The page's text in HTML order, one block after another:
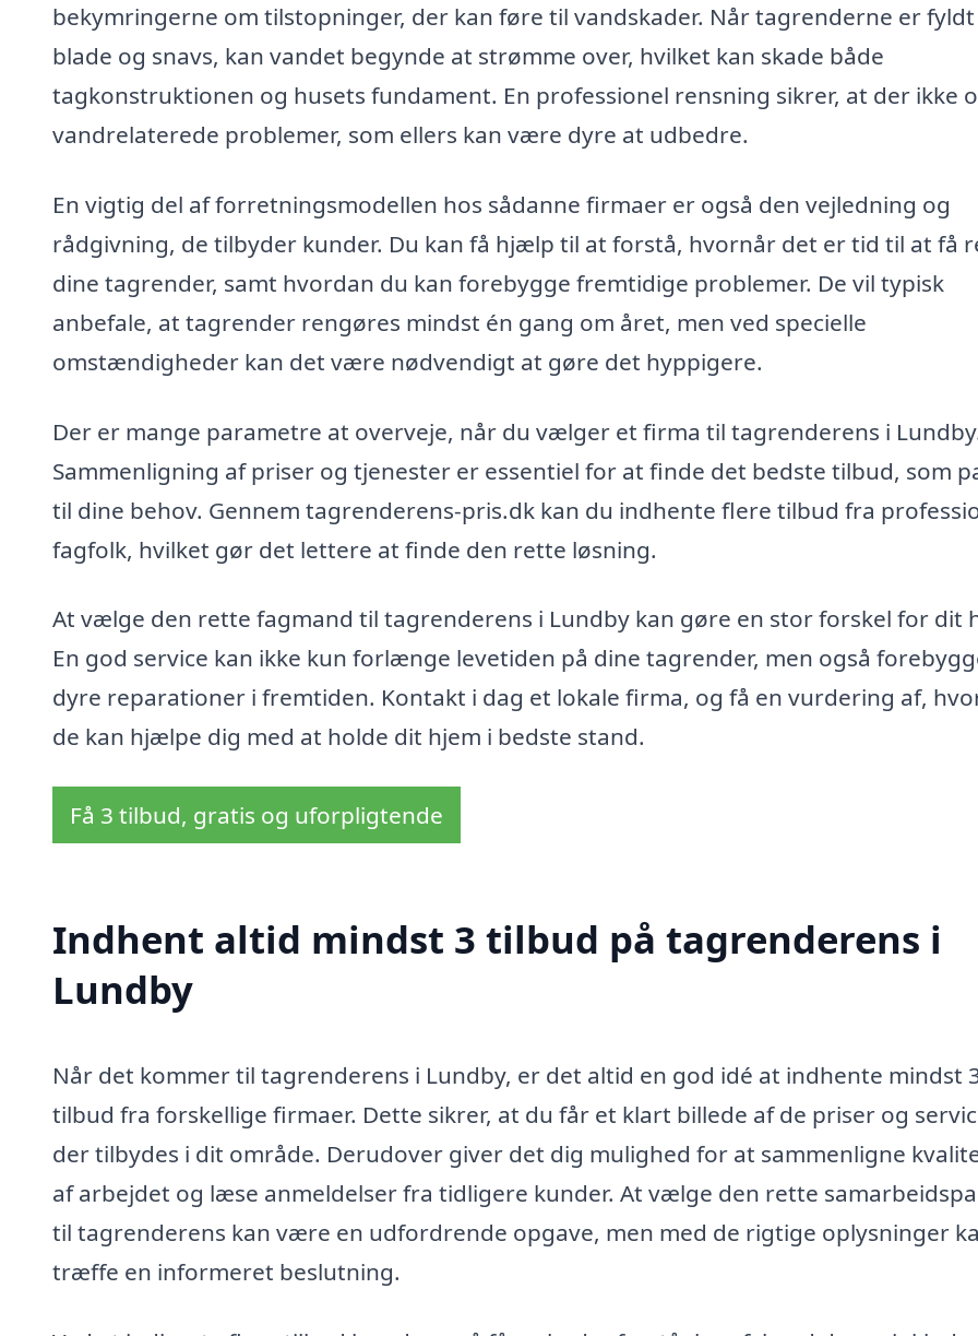
bekymringerne om tilstopninger, der kan føre til vandskader. Når tagrenderne er fyldt
blade og snavs, kan vandet begynde at strømme over, hvilket kan skade både
tagkonstruktionen og husets fundament. En professionel rensning sikrer, at der ikke
vandrelaterede problemer, som ellers kan være dyre at udbedre.
En vigtig del af forretningsmodellen hos sådanne firmaer er også den vejledning og
rådgivning, de tilbyder kunder. Du kan få hjælp til at forstå, hvornår det er tid til at få
dine tagrender, samt hvordan du kan forebygge fremtidige problemer. De vil typisk
anbefale, at tagrender rengøres mindst én gang om året, men ved specielle
omstændigheder kan det være nødvendigt at gøre det hyppigere.
Der er mange parametre at overveje, når du vælger et firma til tagrenderens i
Sammenligning af priser og tjenester er essentiel for at finde det bedste tilbud, som
til dine behov. Gennem tagrenderens-pris.dk kan du indhente flere tilbud fra
fagfolk, hvilket gør det lettere at finde den rette løsning.
At vælge den rette fagmand til tagrenderens i Lundby kan gøre en stor forskel for dit
En god service kan ikke kun forlænge levetiden på dine tagrender, men også
dyre reparationer i fremtiden. Kontakt i dag et lokale firma, og få en vurdering af,
de kan hjælpe dig med at holde dit hjem i bedste stand.
Få 3 tilbud, gratis og uforpligtende
Indhent altid mindst 3 tilbud på tagrenderens i
Lundby
Når det kommer til tagrenderens i Lundby, er det altid en god idé at indhente mindst
tilbud fra forskellige firmaer. Dette sikrer, at du får et klart billede af de priser og
der tilbydes i dit område. Derudover giver det dig mulighed for at sammenligne
af arbejdet og læse anmeldelser fra tidligere kunder. At vælge den rette
til tagrenderens kan være en udfordrende opgave, men med de rigtige oplysninger
træffe en informeret beslutning.